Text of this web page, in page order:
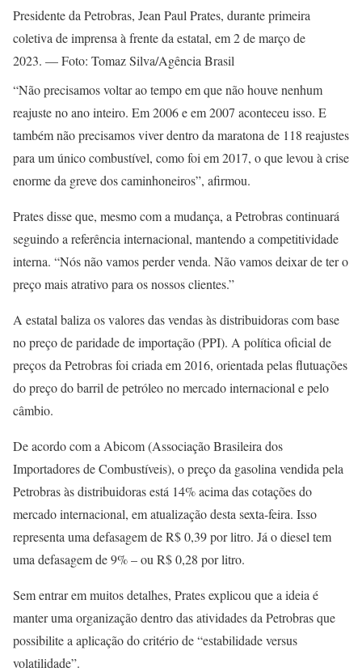
Presidente da Petrobras, Jean Paul Prates, durante primeira
coletiva de imprensa à frente da estatal, em 2 de março de
2023. — Foto: Tomaz Silva/Agência Brasil
“Não precisamos voltar ao tempo em que não houve nenhum
reajuste no ano inteiro. Em 2006 e em 2007 aconteceu isso. E
também não precisamos viver dentro da maratona de 118 reajustes
para um único combustível, como foi em 2017, o que levou à crise
enorme da greve dos caminhoneiros”, afirmou.
Prates disse que, mesmo com a mudança, a Petrobras continuará
seguindo a referência internacional, mantendo a competitividade
interna. “Nós não vamos perder venda. Não vamos deixar de ter o
preço mais atrativo para os nossos clientes.”
A estatal baliza os valores das vendas às distribuidoras com base
no preço de paridade de importação (PPI). A política oficial de
preços da Petrobras foi criada em 2016, orientada pelas flutuações
do preço do barril de petróleo no mercado internacional e pelo
câmbio.
De acordo com a Abicom (Associação Brasileira dos
Importadores de Combustíveis), o preço da gasolina vendida pela
Petrobras às distribuidoras está 14% acima das cotações do
mercado internacional, em atualização desta sexta-feira. Isso
representa uma defasagem de R$ 0,39 por litro. Já o diesel tem
uma defasagem de 9% – ou R$ 0,28 por litro.
Sem entrar em muitos detalhes, Prates explicou que a ideia é
manter uma organização dentro das atividades da Petrobras que
possibilite a aplicação do critério de “estabilidade versus
volatilidade”.